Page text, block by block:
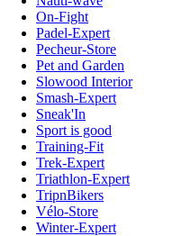
On-Fight
Padel-Expert
Pecheur-Store
Pet and Garden
Slowood Interior
Smash-Expert
Sneak'In
Sport is good
Training-Fit
Trek-Expert
Triathlon-Expert
TripnBikers
Vélo-Store
Winter-Expert